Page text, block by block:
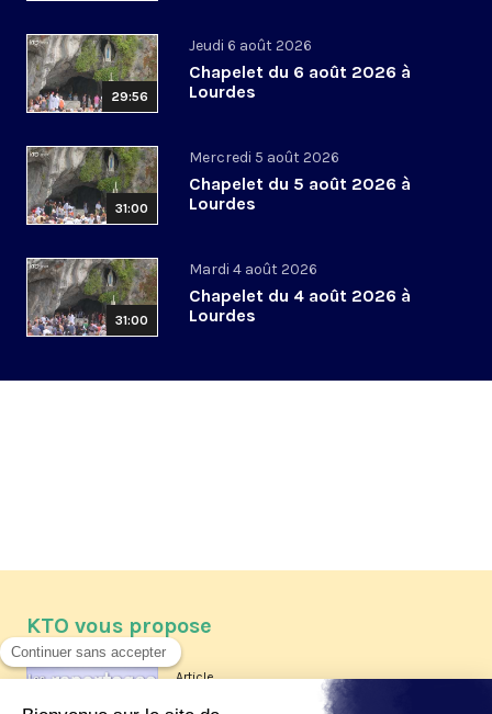
29:56
Jeudi 6 août 2026
Chapelet du 6 août 2026 à
Lourdes
31:00
Mercredi 5 août 2026
Chapelet du 5 août 2026 à
Lourdes
31:00
Mardi 4 août 2026
Chapelet du 4 août 2026 à
Lourdes
KTO vous propose
Article
Les reportages d'été 2026 de KTO